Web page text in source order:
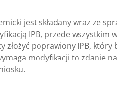
jest składany wraz ze
IPB, przede wszystkim
złożyć poprawiony IPB,
modyfikacji to zdanie